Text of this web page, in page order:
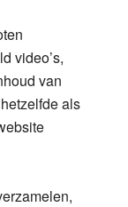
video’s,
van
als